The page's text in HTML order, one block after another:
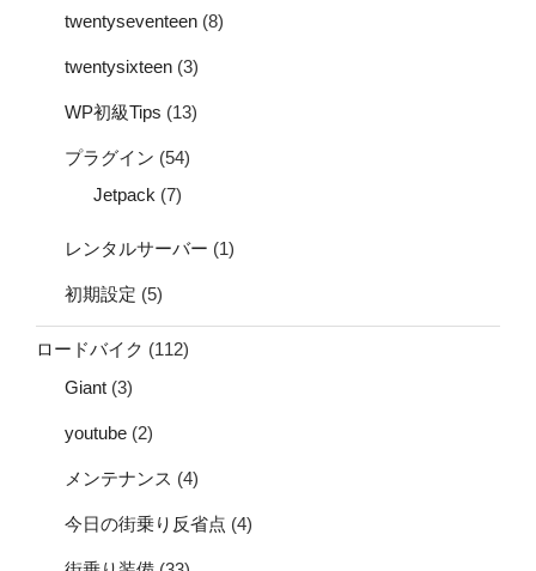
twentyseventeen (8)
twentysixteen (3)
WP初級Tips (13)
プラグイン (54)
Jetpack (7)
レンタルサーバー (1)
初期設定 (5)
ロードバイク (112)
Giant (3)
youtube (2)
メンテナンス (4)
今日の街乗り反省点 (4)